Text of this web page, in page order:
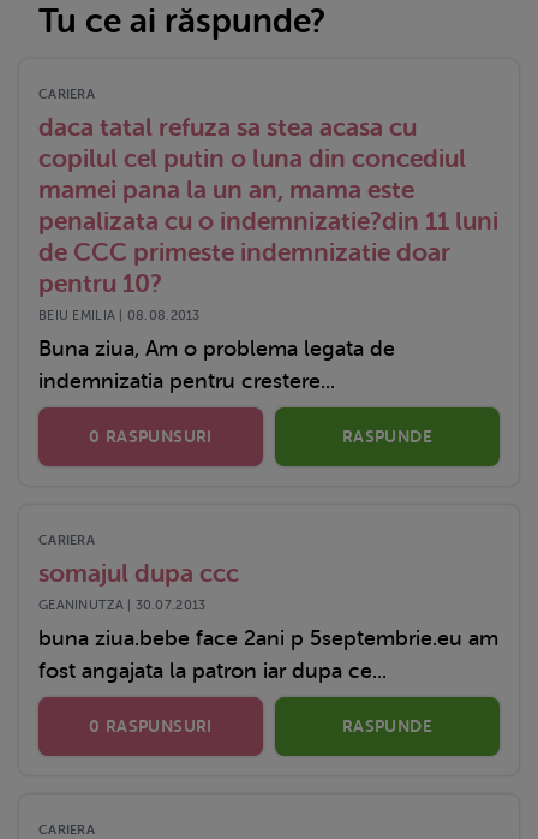
Tu ce ai răspunde?
CARIERA
daca tatal refuza sa stea acasa cu
copilul cel putin o luna din concediul
mamei pana la un an, mama este
penalizata cu o indemnizatie?din 11 luni
de CCC primeste indemnizatie doar
pentru 10?
BEIU EMILIA | 08.08.2013
Buna ziua, Am o problema legata de
indemnizatia pentru crestere...
0 RASPUNSURI RASPUNDE
CARIERA
somajul dupa ccc
GEANINUTZA | 30.07.2013
buna ziua.bebe face 2ani p 5septembrie.eu am
fost angajata la patron iar dupa ce...
0 RASPUNSURI RASPUNDE
CARIERA